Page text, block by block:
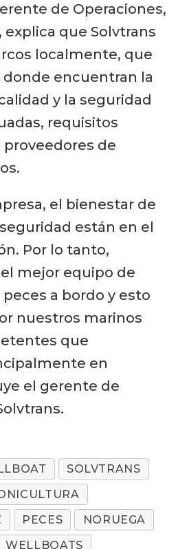
de Operaciones,
explica que Solvtrans
localmente, que
encuentran la
y la seguridad
requisitos
de
el bienestar de
están en el
Por lo tanto,
mejor equipo de
a bordo y esto
nuestros marinos
que
en
el gerente de
SOLVTRANS
PECES
NORUEGA
WELLBOATS